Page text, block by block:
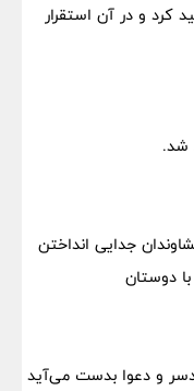
کرد و در آن استقرار
شد.
جدایی انداختن
دوستان
و دعوا بدست می‌آید